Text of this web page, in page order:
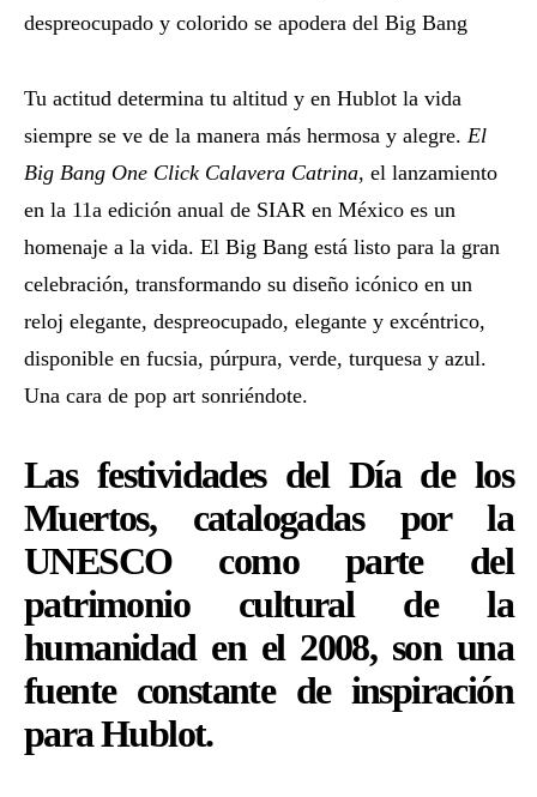
despreocupado y colorido se apodera del Big Bang
Tu actitud determina tu altitud y en Hublot la vida
siempre se ve de la manera más hermosa y alegre. El
Big Bang One Click Calavera Catrina, el lanzamiento
en la 11a edición anual de SIAR en México es un
homenaje a la vida. El Big Bang está listo para la gran
celebración, transformando su diseño icónico en un
reloj elegante, despreocupado, elegante y excéntrico,
disponible en fucsia, púrpura, verde, turquesa y azul.
Una cara de pop art sonriéndote.
Las festividades del Día de los
Muertos, catalogadas por la
UNESCO como parte del
patrimonio cultural de la
humanidad en el 2008, son una
fuente constante de inspiración
para Hublot.